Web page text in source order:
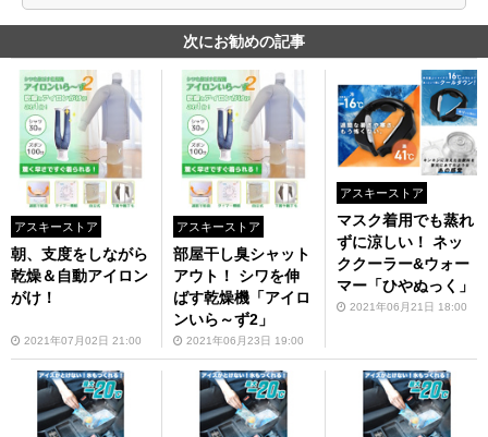
次にお勧めの記事
アスキーストア
朝、支度をしながら
乾燥＆自動アイロン
がけ！
2021年07月02日 21:00
アスキーストア
部屋干し臭シャット
アウト！ シワを伸
ばす乾燥機「アイロ
ンいら～ず2」
2021年06月23日 19:00
アスキーストア
マスク着用でも蒸れ
ずに涼しい！ ネッ
ククーラー&ウォー
マー「ひやぬっく」
2021年06月21日 18:00